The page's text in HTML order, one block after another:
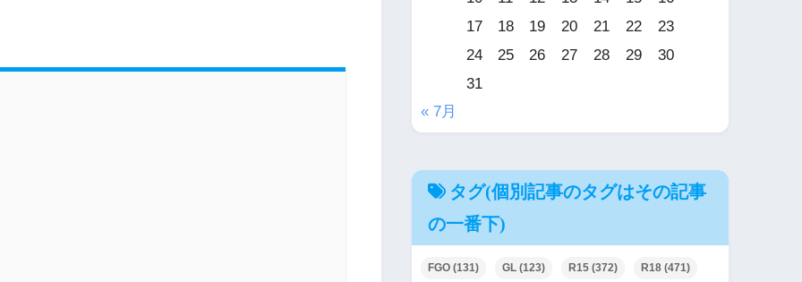
17
18 19 20 21 22
23
24
25 26 27 28 29
30
31
« 7月
タグ(個別記事のタグはその記事
の一番下)
FGO (131) GL (123) R15 (372) R18 (471)